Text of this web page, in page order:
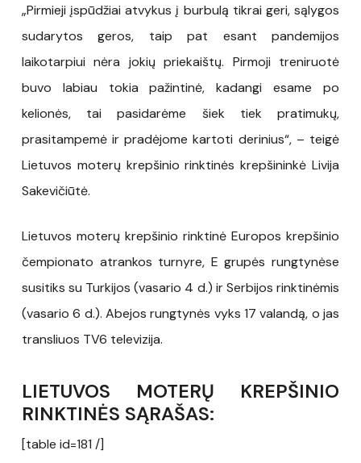
„Pirmieji įspūdžiai atvykus į burbulą tikrai geri, sąlygos
sudarytos geros, taip pat esant pandemijos
laikotarpiui nėra jokių priekaištų. Pirmoji treniruotė
buvo labiau tokia pažintinė, kadangi esame po
kelionės, tai pasidarėme šiek tiek pratimukų,
prasitampemė ir pradėjome kartoti derinius“, – teigė
Lietuvos moterų krepšinio rinktinės krepšininkė Livija
Sakevičiūtė.
Lietuvos moterų krepšinio rinktinė Europos krepšinio
čempionato atrankos turnyre, E grupės rungtynėse
susitiks su Turkijos (vasario 4 d.) ir Serbijos rinktinėmis
(vasario 6 d.). Abejos rungtynės vyks 17 valandą, o jas
transliuos TV6 televizija.
LIETUVOS MOTERŲ KREPŠINIO
RINKTINĖS SĄRAŠAS:
[table id=181 /]